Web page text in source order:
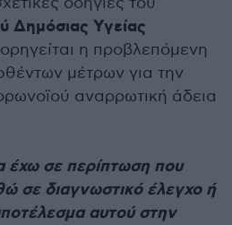
Δημόσιας Υγείας
η προβλεπόμενη
μέτρων για την
αναρρωτική άδεια
έχω σε περίπτωση που
σε διαγνωστικό έλεγχο ή
αυτού στην